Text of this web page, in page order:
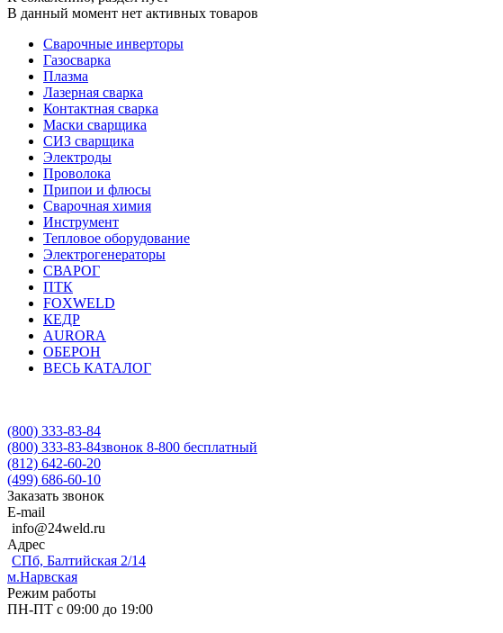
В данный момент нет активных товаров
Сварочные инверторы
Газосварка
Плазма
Лазерная сварка
Контактная сварка
Маски сварщика
СИЗ сварщика
Электроды
Проволока
Припои и флюсы
Сварочная химия
Инструмент
Тепловое оборудование
Электрогенераторы
СВАРОГ
ПТК
FOXWELD
КЕДР
AURORA
ОБЕРОН
ВЕСЬ КАТАЛОГ
(800) 333-83-84
(800) 333-83-84звонок 8-800 бесплатный
(812) 642-60-20
(499) 686-60-10
Заказать звонок
E-mail
info@24weld.ru
Адрес
СПб, Балтийская 2/14
м.Нарвская
Режим работы
ПН-ПТ с 09:00 до 19:00